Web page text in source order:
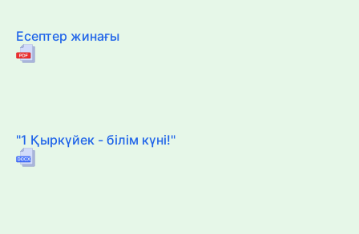
Есептер жинағы
"1 Қыркүйек - білім күні!"